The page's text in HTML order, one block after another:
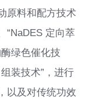
原料和配方技术
“NaDES 定向萃
绿色催化技
装技术”，进行
以及对传统功效